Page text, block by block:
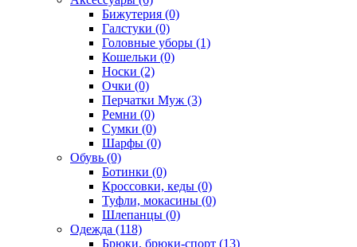
Бижутерия (0)
Галстуки (0)
Головные уборы (1)
Кошельки (0)
Носки (2)
Очки (0)
Перчатки Муж (3)
Ремни (0)
Сумки (0)
Шарфы (0)
Обувь (0)
Ботинки (0)
Кроссовки, кеды (0)
Туфли, мокасины (0)
Шлепанцы (0)
Одежда (118)
Брюки, брюки-спорт (13)